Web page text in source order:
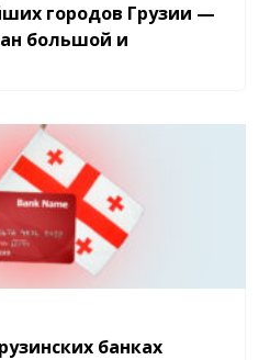
городов Грузии —
большой и
банках